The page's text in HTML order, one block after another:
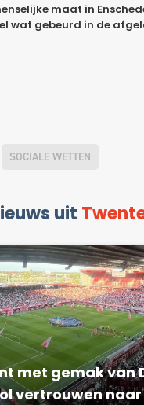
maat in
wat gebeurd in de
SOCIALE WETTEN
uit
met gemak van
vertrouwen naar